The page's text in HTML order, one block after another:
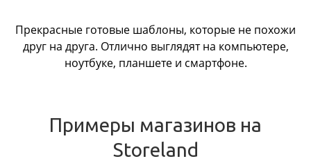
Прекрасные готовые шаблоны, которые не похожи
друг на друга. Отлично выглядят на компьютере,
ноутбуке, планшете и смартфоне.
Примеры магазинов на
Storeland